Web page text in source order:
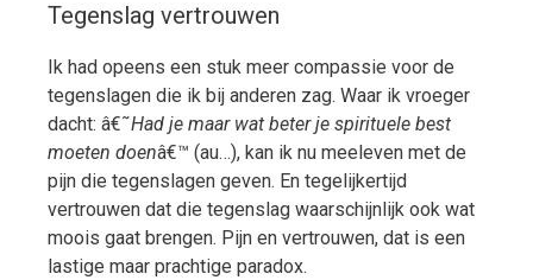
Tegenslag vertrouwen
Ik had opeens een stuk meer compassie voor de
tegenslagen die ik bij anderen zag. Waar ik vroeger
dacht: â€˜Had je maar wat beter je spirituele best
moeten doenâ€™ (au…), kan ik nu meeleven met de
pijn die tegenslagen geven. En tegelijkertijd
vertrouwen dat die tegenslag waarschijnlijk ook wat
moois gaat brengen. Pijn en vertrouwen, dat is een
lastige maar prachtige paradox.